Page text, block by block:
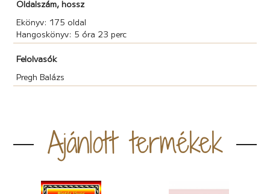
Oldalszám, hossz
Ekönyv: 175 oldal
Hangoskönyv: 5 óra 23 perc
Felolvasók
Pregh Balázs
Ajánlott termékek